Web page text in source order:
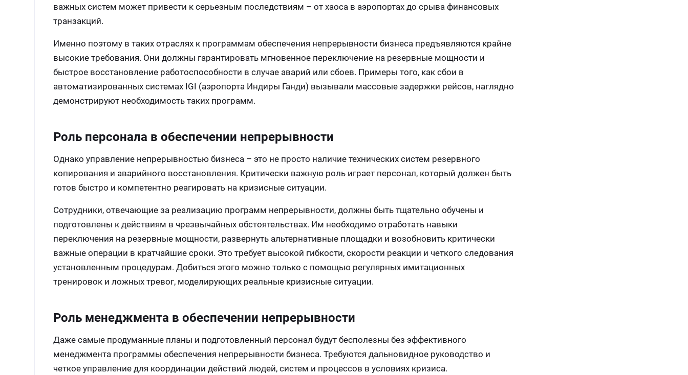
важных систем может привести к серьезным последствиям – от хаоса в аэропортах до срыва финансовых
транзакций.
Именно поэтому в таких отраслях к программам обеспечения непрерывности бизнеса предъявляются крайне
высокие требования. Они должны гарантировать мгновенное переключение на резервные мощности и
быстрое восстановление работоспособности в случае аварий или сбоев. Примеры того, как сбои в
автоматизированных системах IGI (аэропорта Индиры Ганди) вызывали массовые задержки рейсов, наглядно
демонстрируют необходимость таких программ.
Роль персонала в обеспечении непрерывности
Однако управление непрерывностью бизнеса – это не просто наличие технических систем резервного
копирования и аварийного восстановления. Критически важную роль играет персонал, который должен быть
готов быстро и компетентно реагировать на кризисные ситуации.
Сотрудники, отвечающие за реализацию программ непрерывности, должны быть тщательно обучены и
подготовлены к действиям в чрезвычайных обстоятельствах. Им необходимо отработать навыки
переключения на резервные мощности, развернуть альтернативные площадки и возобновить критически
важные операции в кратчайшие сроки. Это требует высокой гибкости, скорости реакции и четкого следования
установленным процедурам. Добиться этого можно только с помощью регулярных имитационных
тренировок и ложных тревог, моделирующих реальные кризисные ситуации.
Роль менеджмента в обеспечении непрерывности
Даже самые продуманные планы и подготовленный персонал будут бесполезны без эффективного
менеджмента программы обеспечения непрерывности бизнеса. Требуются дальновидное руководство и
четкое управление для координации действий людей, систем и процессов в условиях кризиса.